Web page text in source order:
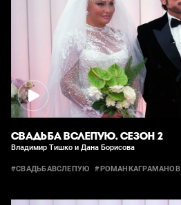
СВАДЬБА ВСЛЕПУЮ. СЕЗОН 2
Владимир Тишко и Дана Борисова
#СВАДЬБАВСЛЕПУЮ #РОМАНКАГРАМАНОВ